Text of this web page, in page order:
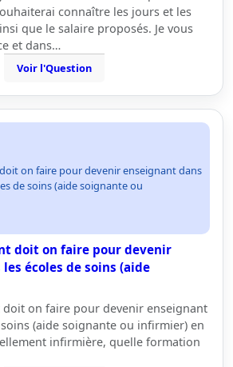
connaître les jours et les
que le salaire proposés. Je vous
et dans…
Voir l'Question
on faire pour devenir enseignant dans
de soins (aide soignante ou
doit on faire pour devenir
écoles de soins (aide
doit on faire pour devenir enseignant
(aide soignante ou infirmier) en
infirmière, quelle formation